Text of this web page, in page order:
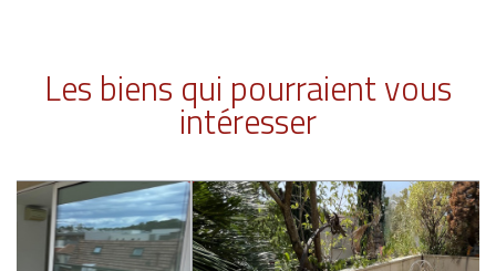
Les biens qui pourraient vous
intéresser